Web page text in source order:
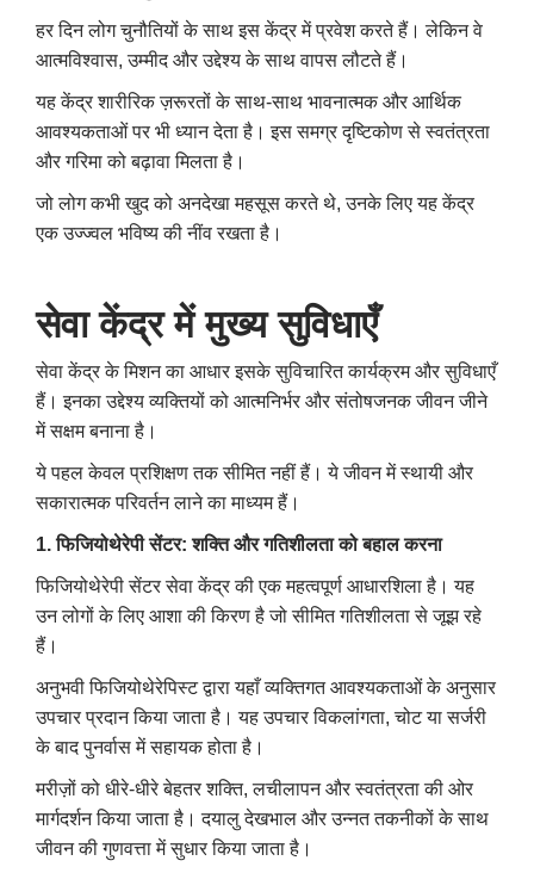
हर दिन लोग चुनौतियों के साथ इस केंद्र में प्रवेश करते हैं। लेकिन वे
आत्मविश्वास, उम्मीद और उद्देश्य के साथ वापस लौटते हैं।
यह केंद्र शारीरिक ज़रूरतों के साथ-साथ भावनात्मक और आर्थिक
आवश्यकताओं पर भी ध्यान देता है। इस समग्र दृष्टिकोण से स्वतंत्रता
और गरिमा को बढ़ावा मिलता है।
जो लोग कभी खुद को अनदेखा महसूस करते थे, उनके लिए यह केंद्र
एक उज्ज्वल भविष्य की नींव रखता है।
सेवा केंद्र में मुख्य सुविधाएँ
सेवा केंद्र के मिशन का आधार इसके सुविचारित कार्यक्रम और सुविधाएँ
हैं। इनका उद्देश्य व्यक्तियों को आत्मनिर्भर और संतोषजनक जीवन जीने
में सक्षम बनाना है।
ये पहल केवल प्रशिक्षण तक सीमित नहीं हैं। ये जीवन में स्थायी और
सकारात्मक परिवर्तन लाने का माध्यम हैं।
1. फिजियोथेरेपी सेंटर: शक्ति और गतिशीलता को बहाल करना
फिजियोथेरेपी सेंटर सेवा केंद्र की एक महत्वपूर्ण आधारशिला है। यह
उन लोगों के लिए आशा की किरण है जो सीमित गतिशीलता से जूझ रहे
हैं।
अनुभवी फिजियोथेरेपिस्ट द्वारा यहाँ व्यक्तिगत आवश्यकताओं के अनुसार
उपचार प्रदान किया जाता है। यह उपचार विकलांगता, चोट या सर्जरी
के बाद पुनर्वास में सहायक होता है।
मरीज़ों को धीरे-धीरे बेहतर शक्ति, लचीलापन और स्वतंत्रता की ओर
मार्गदर्शन किया जाता है। दयालु देखभाल और उन्नत तकनीकों के साथ
जीवन की गुणवत्ता में सुधार किया जाता है।